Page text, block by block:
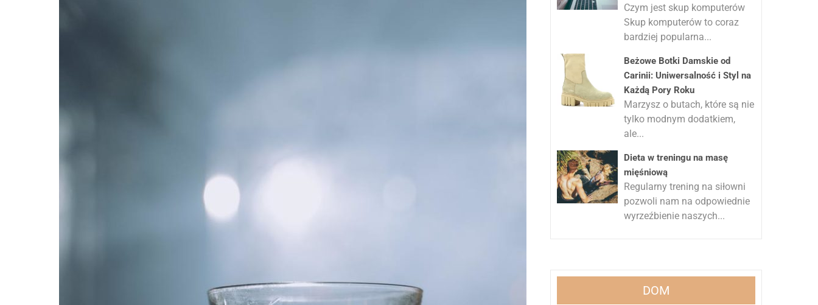
Czym jest skup komputerów
Skup komputerów to coraz
bardziej popularna...
Beżowe Botki Damskie od
Carinii: Uniwersalność i Styl na
Każdą Pory Roku
Marzysz o butach, które są nie
tylko modnym dodatkiem,
ale...
Dieta w treningu na masę
mięśniową
Regularny trening na siłowni
pozwoli nam na odpowiednie
wyrzeźbienie naszych...
DOM